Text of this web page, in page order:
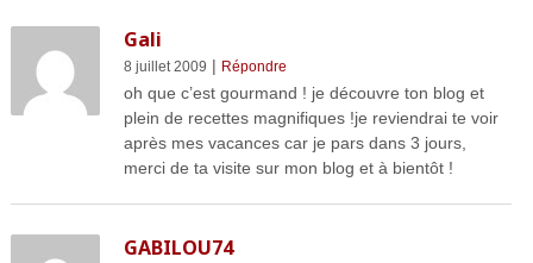
Gali
8 juillet 2009 | Répondre
oh que c’est gourmand ! je découvre ton blog et
plein de recettes magnifiques !je reviendrai te voir
après mes vacances car je pars dans 3 jours,
merci de ta visite sur mon blog et à bientôt !
GABILOU74